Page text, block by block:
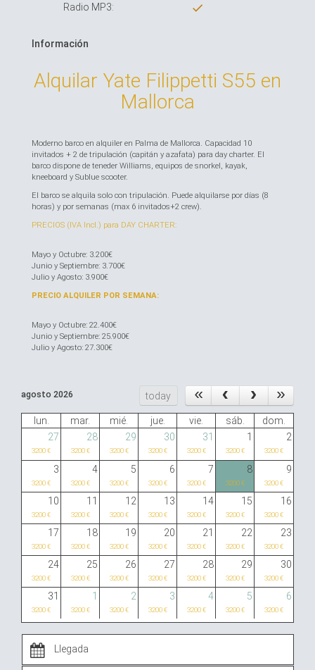
Radio MP3:
Información
Alquilar Yate Filippetti S55 en
Mallorca
Moderno barco en alquiler en Palma de Mallorca. Capacidad 10
invitados + 2 de tripulación (capitán y azafata) para day charter. El
barco dispone de teneder Williams, equipos de snorkel, kayak,
kneeboard y Sublue scooter.
El barco se alquila solo con tripulación. Puede alquilarse por días (8
horas) y por semanas (max 6 invitados+2 crew).
PRECIOS (IVA Incl.) para DAY CHARTER:
Mayo y Octubre: 3.200€
Junio y Septiembre: 3.700€
Julio y Agosto: 3.900€
PRECIO ALQUILER POR SEMANA:
Mayo y Octubre: 22.400€
Junio y Septiembre: 25.900€
Julio y Agosto: 27.300€
agosto 2026 today
lun. mar. mié. jue. vie. sáb.
dom.
27
28 29 30 31 1 2
3200 € 3200 € 3200 € 3200 € 3200 € 3200 € 3200 €
3 4 5 6 7 8 9
3200 € 3200 € 3200 € 3200 € 3200 € 3200 € 3200 €
10 11 12 13 14 15 16
3200 € 3200 € 3200 € 3200 € 3200 € 3200 € 3200 €
17 18 19 20 21 22 23
3200 € 3200 € 3200 € 3200 € 3200 € 3200 € 3200 €
24 25 26 27 28 29 30
3200 € 3200 € 3200 € 3200 € 3200 € 3200 € 3200 €
31 1 2 3 4 5 6
3200 € 3200 € 3200 € 3200 € 3200 € 3200 € 3200 €